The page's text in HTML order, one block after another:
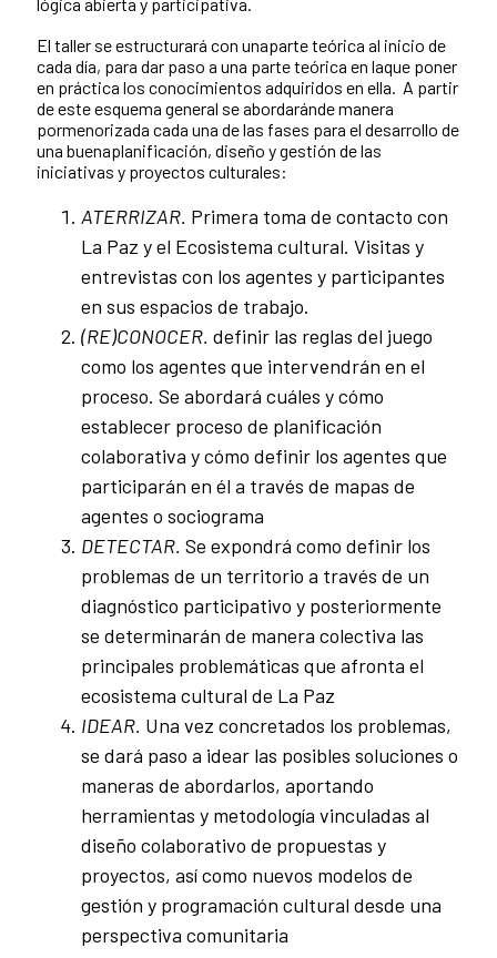
El taller se estructurará con unaparte teórica al inicio de
cada día, para dar paso a una parte teórica en laque poner
en práctica los conocimientos adquiridos en ella. A partir
de este esquema general se abordaránde manera
pormenorizada cada una de las fases para el desarrollo de
una buenaplanificación, diseño y gestión de las
iniciativas y proyectos culturales:
ATERRIZAR. Primera toma de contacto con
La Paz y el Ecosistema cultural. Visitas y
entrevistas con los agentes y participantes
en sus espacios de trabajo.
(RE)CONOCER. definir las reglas del juego
como los agentes que intervendrán en el
proceso. Se abordará cuáles y cómo
establecer proceso de planificación
colaborativa y cómo definir los agentes que
participarán en él a través de mapas de
agentes o sociograma
DETECTAR. Se expondrá como definir los
problemas de un territorio a través de un
diagnóstico participativo y posteriormente
se determinarán de manera colectiva las
principales problemáticas que afronta el
ecosistema cultural de La Paz
IDEAR. Una vez concretados los problemas,
se dará paso a idear las posibles soluciones o
maneras de abordarlos, aportando
herramientas y metodología vinculadas al
diseño colaborativo de propuestas y
proyectos, así como nuevos modelos de
gestión y programación cultural desde una
perspectiva comunitaria